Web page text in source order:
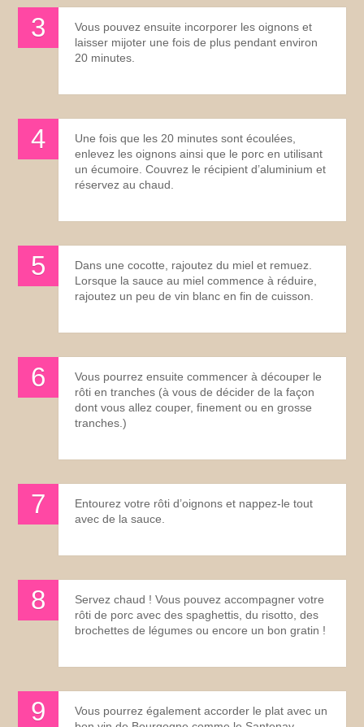
Vous pouvez ensuite incorporer les oignons et
laisser mijoter une fois de plus pendant environ
20 minutes.
Une fois que les 20 minutes sont écoulées,
enlevez les oignons ainsi que le porc en utilisant
un écumoire. Couvrez le récipient d’aluminium et
réservez au chaud.
Dans une cocotte, rajoutez du miel et remuez.
Lorsque la sauce au miel commence à réduire,
rajoutez un peu de vin blanc en fin de cuisson.
Vous pourrez ensuite commencer à découper le
rôti en tranches (à vous de décider de la façon
dont vous allez couper, finement ou en grosse
tranches.)
Entourez votre rôti d’oignons et nappez-le tout
avec de la sauce.
Servez chaud ! Vous pouvez accompagner votre
rôti de porc avec des spaghettis, du risotto, des
brochettes de légumes ou encore un bon gratin !
Vous pourrez également accorder le plat avec un